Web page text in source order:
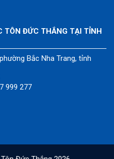
TÔN ĐỨC THẮNG TẠI TỈNH
Bắc Nha Trang, tỉnh
999 277